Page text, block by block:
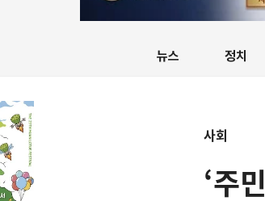
뉴스 정치
사회
‘주